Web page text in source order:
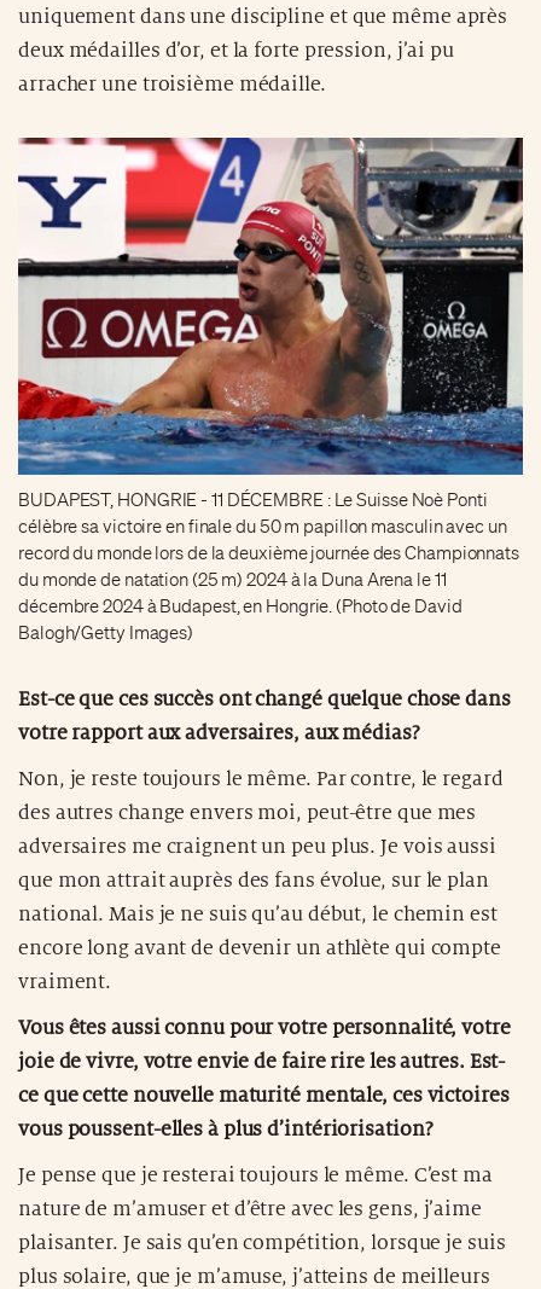
uniquement dans une discipline et que même après
deux médailles d’or, et la forte pression, j’ai pu
arracher une troisième médaille.
BUDAPEST, HONGRIE - 11 DÉCEMBRE : Le Suisse Noè Ponti
célèbre sa victoire en finale du 50 m papillon masculin avec un
record du monde lors de la deuxième journée des Championnats
du monde de natation (25 m) 2024 à la Duna Arena le 11
décembre 2024 à Budapest, en Hongrie. (Photo de David
Balogh/Getty Images)
Est-ce que ces succès ont changé quelque chose dans
votre rapport aux adversaires, aux médias?
Non, je reste toujours le même. Par contre, le regard
des autres change envers moi, peut-être que mes
adversaires me craignent un peu plus. Je vois aussi
que mon attrait auprès des fans évolue, sur le plan
national. Mais je ne suis qu’au début, le chemin est
encore long avant de devenir un athlète qui compte
vraiment.
Vous êtes aussi connu pour votre personnalité, votre
joie de vivre, votre envie de faire rire les autres. Est-
ce que cette nouvelle maturité mentale, ces victoires
vous poussent-elles à plus d’intériorisation?
Je pense que je resterai toujours le même. C’est ma
nature de m’amuser et d’être avec les gens, j’aime
plaisanter. Je sais qu’en compétition, lorsque je suis
plus solaire, que je m’amuse, j’atteins de meilleurs